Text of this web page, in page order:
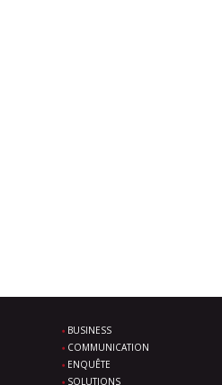
BUSINESS
COMMUNICATION
ENQUÊTE
SOLUTIONS